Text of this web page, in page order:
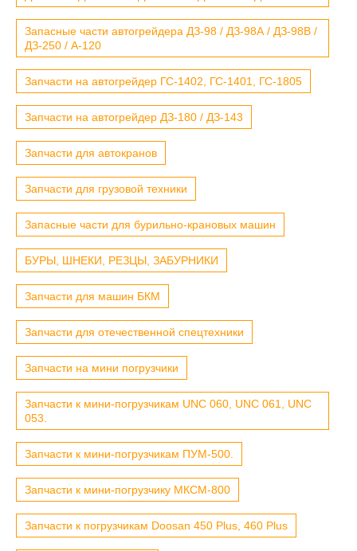
Запасные части автогрейдера ДЗ-98 / ДЗ-98А / ДЗ-98В /
ДЗ-250 / А-120
Запчасти на автогрейдер ГС-1402, ГС-1401, ГС-1805
Запчасти на автогрейдер ДЗ-180 / ДЗ-143
Запчасти для автокранов
Запчасти для грузовой техники
Запасные части для бурильно-крановых машин
БУРЫ, ШНЕКИ, РЕЗЦЫ, ЗАБУРНИКИ
Запчасти для машин БКМ
Запчасти для отечественной спецтехники
Запчасти на мини погрузчики
Запчасти к мини-погрузчикам UNC 060, UNC 061, UNC
053.
Запчасти к мини-погрузчикам ПУМ-500.
Запчасти к мини-погрузчику МКСМ-800
Запчасти к погрузчикам Doosan 450 Plus, 460 Plus